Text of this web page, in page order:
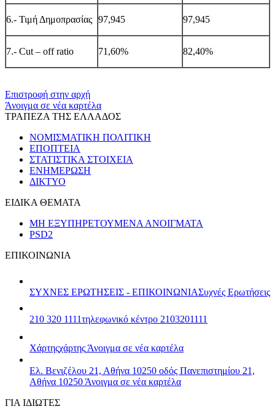
6.- Τιμή Δημοπρασίας 97,945 97,945
7.- Cut – off ratio 71,60% 82,40%
Επιστροφή στην αρχή
Άνοιγμα σε νέα καρτέλα
ΤΡΑΠΕΖΑ ΤΗΣ ΕΛΛΑΔΟΣ
ΝΟΜΙΣΜΑΤΙΚΗ ΠΟΛΙΤΙΚΗ
ΕΠΟΠΤΕΙΑ
ΣΤΑΤΙΣΤΙΚΑ ΣΤΟΙΧΕΙΑ
ΕΝΗΜΕΡΩΣΗ
ΔΙΚΤΥΟ
ΕΙΔΙΚΑ ΘΕΜΑΤΑ
ΜΗ ΕΞΥΠΗΡΕΤΟΥΜΕΝΑ ΑΝΟΙΓΜΑΤΑ
PSD2
ΕΠΙΚΟΙΝΩΝΙΑ
ΣΥΧΝΕΣ ΕΡΩΤΗΣΕΙΣ - ΕΠΙΚΟΙΝΩΝΙΑΣυχνές Ερωτήσεις
210 320 1111τηλεφωνικό κέντρο 2103201111
Χάρτηςχάρτης Άνοιγμα σε νέα καρτέλα
Ελ. Βενιζέλου 21, Αθήνα 10250 οδός Πανεπιστημίου 21,
Αθήνα 10250 Άνοιγμα σε νέα καρτέλα
ΓΙΑ ΙΔΙΩΤΕΣ